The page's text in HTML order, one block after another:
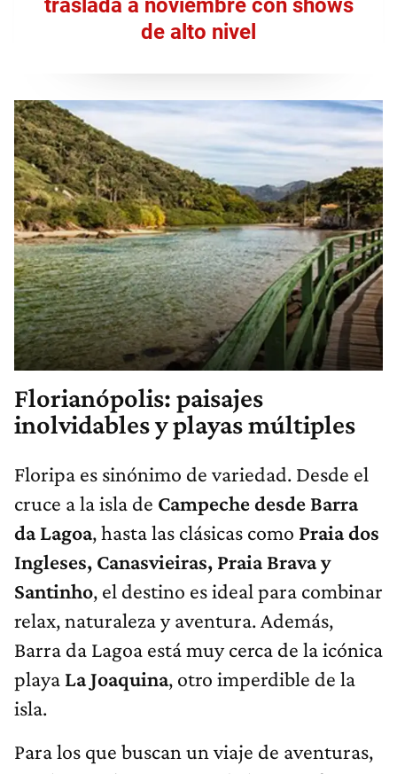
traslada a noviembre con shows
de alto nivel
Florianópolis: paisajes
inolvidables y playas múltiples
Floripa es sinónimo de variedad. Desde el
cruce a la isla de Campeche desde Barra
da Lagoa, hasta las clásicas como Praia dos
Ingleses, Canasvieiras, Praia Brava y
Santinho, el destino es ideal para combinar
relax, naturaleza y aventura. Además,
Barra da Lagoa está muy cerca de la icónica
playa La Joaquina, otro imperdible de la
isla.
Para los que buscan un viaje de aventuras,